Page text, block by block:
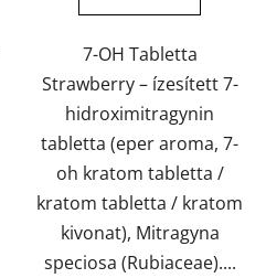
7-OH Tabletta
Strawberry – ízesített 7-
hidroximitragynin
tabletta (eper aroma, 7-
oh kratom tabletta /
kratom tabletta / kratom
kivonat), Mitragyna
speciosa (Rubiaceae)....